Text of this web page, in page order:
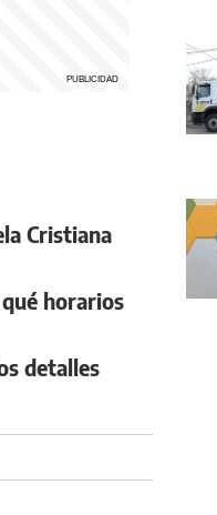
Cristiana
horarios
detalles